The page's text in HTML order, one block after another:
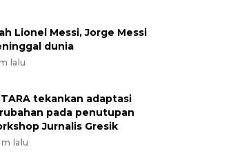
Lionel Messi, Jorge Messi
dunia
lalu
tekankan adaptasi
pada penutupan
Jurnalis Gresik
lalu